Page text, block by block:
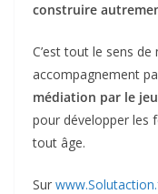
construire
C’est tout le sens
accompagnement
médiation par le
pour développer les
tout âge.
Sur